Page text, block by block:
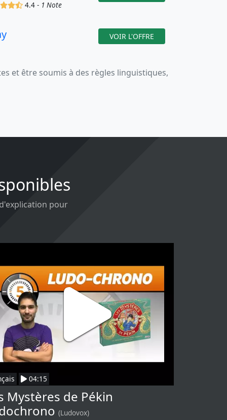
(x)(x)(,)
4.4 - 1 Note
VOIR L'OFFRE
et être soumis à des règles linguistiques,
pour
04:15
Mystères de Pékin
(Ludovox)